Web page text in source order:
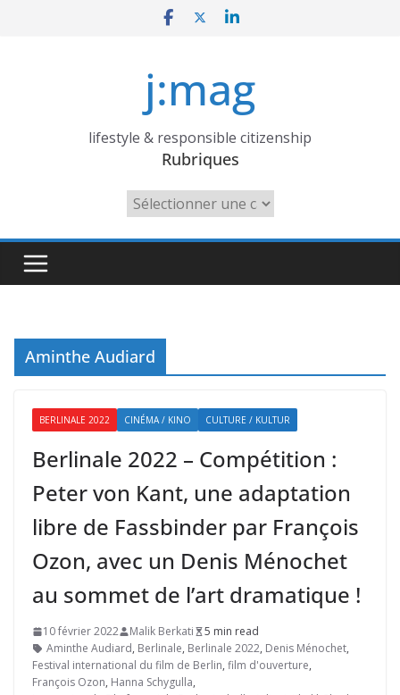
j:mag
lifestyle & responsible citizenship
Rubriques
Rubriques
Aminthe Audiard
BERLINALE 2022 CINÉMA / KINO CULTURE / KULTUR
Berlinale 2022 – Compétition :
Peter von Kant, une adaptation
libre de Fassbinder par François
Ozon, avec un Denis Ménochet
au sommet de l’art dramatique !
10 février 2022 Malik Berkati
5 min read
Aminthe Audiard, Berlinale, Berlinale 2022, Denis Ménochet,
Festival international du film de Berlin, film d'ouverture,
François Ozon, Hanna Schygulla,